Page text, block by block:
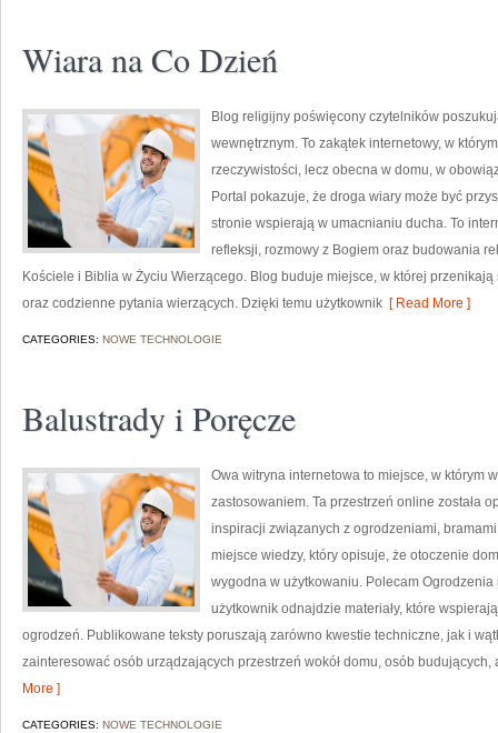
Wiara na Co Dzień
Blog religijny poświęcony czytelników
wewnętrznym. To zakątek internetowy, w
rzeczywistości, lecz obecna w domu, w
Portal pokazuje, że droga wiary może być
stronie wspierają w umacnianiu ducha. To
refleksji, rozmowy z Bogiem oraz budowania
Kościele i Biblia w Życiu Wierzącego. Blog buduje miejsce, w której
oraz codzienne pytania wierzących. Dzięki temu użytkownik [ Read More ]
CATEGORIES: NOWE TECHNOLOGIE
Balustrady i Poręcze
Owa witryna internetowa to miejsce, w którym
zastosowaniem. Ta przestrzeń online została
inspiracji związanych z ogrodzeniami,
miejsce wiedzy, który opisuje, że otoczenie
wygodna w użytkowaniu. Polecam Ogrodzenia
użytkownik odnajdzie materiały, które
ogrodzeń. Publikowane teksty poruszają zarówno kwestie techniczne, jak i
zainteresować osób urządzających przestrzeń wokół domu, osób
More ]
CATEGORIES: NOWE TECHNOLOGIE